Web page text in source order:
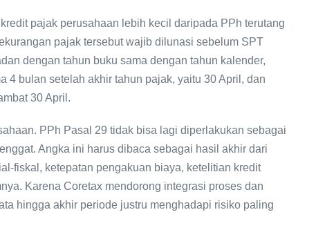
pajak perusahaan lebih kecil daripada PPh terutang
pajak tersebut wajib dilunasi sebelum SPT
dengan tahun buku sama dengan tahun kalender,
4 bulan setelah akhir tahun pajak, yaitu 30 April, dan
30 April.
PPh Pasal 29 tidak bisa lagi diperlakukan sebagai
Angka ini harus dibaca sebagai hasil akhir dari
fiskal, ketepatan pengakuan biaya, ketelitian kredit
Karena Coretax mendorong integrasi proses dan
hingga akhir periode justru menghadapi risiko paling